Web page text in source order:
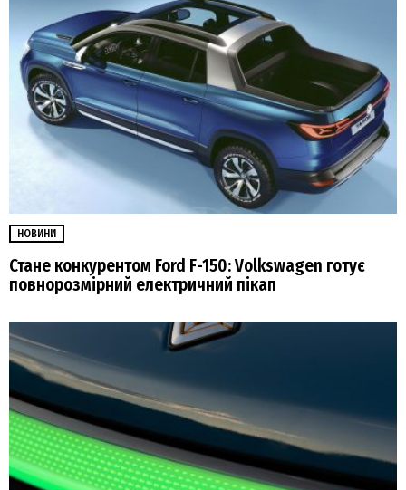
НОВИНИ
Стане конкурентом Ford F-150: Volkswagen готує
повнорозмірний електричний пікап